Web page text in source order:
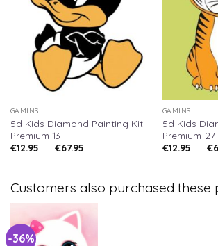
GAMINS
5d Kids Diamond Painting Kit
Premium-13
€12.95 – €67.95
GAMINS
5d Kids
Premium-27
€12.95 – €
Customers also purchased these
-36%